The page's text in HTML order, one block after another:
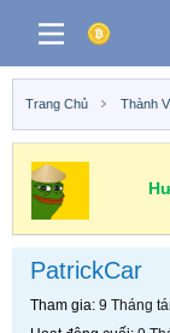
Trang Chủ Thành
PatrickCar
Tham gia 9 Tháng